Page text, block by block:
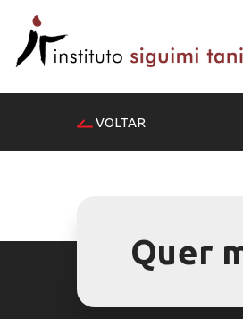
VOLTAR
Quer